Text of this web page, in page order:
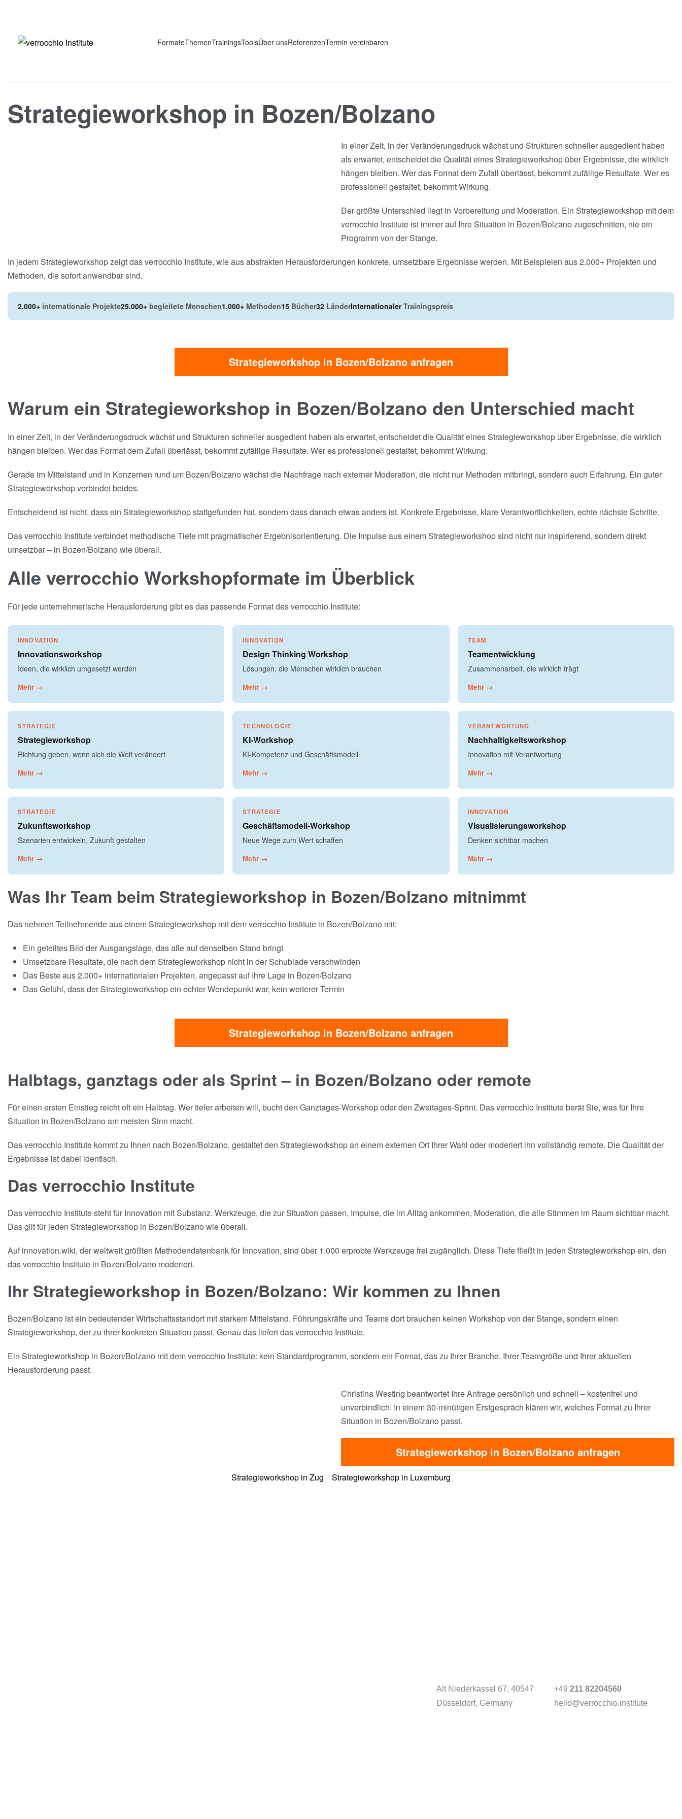
FormateThemenTrainingsToolsÜber unsReferenzenTermin vereinbaren
Strategieworkshop in Bozen/Bolzano
In einer Zeit, in der Veränderungsdruck wächst und Strukturen schneller ausgedient haben
als erwartet, entscheidet die Qualität eines Strategieworkshop über Ergebnisse, die wirklich
hängen bleiben. Wer das Format dem Zufall überlässt, bekommt zufällige Resultate. Wer es
professionell gestaltet, bekommt Wirkung.
Der größte Unterschied liegt in Vorbereitung und Moderation. Ein Strategieworkshop mit dem
verrocchio Institute ist immer auf Ihre Situation in Bozen/Bolzano zugeschnitten, nie ein
Programm von der Stange.
In jedem Strategieworkshop zeigt das verrocchio Institute, wie aus abstrakten Herausforderungen konkrete, umsetzbare Ergebnisse werden. Mit Beispielen aus 2.000+ Projekten und
Methoden, die sofort anwendbar sind.
2.000+ internationale Projekte25.000+ begleitete Menschen1.000+ Methoden15 Bücher32 LänderInternationalerTrainingspreis
Strategieworkshop in Bozen/Bolzano anfragen
Warum ein Strategieworkshop in Bozen/Bolzano den Unterschied macht
In einer Zeit, in der Veränderungsdruck wächst und Strukturen schneller ausgedient haben als erwartet, entscheidet die Qualität eines Strategieworkshop über Ergebnisse, die wirklich
hängen bleiben. Wer das Format dem Zufall überlässt, bekommt zufällige Resultate. Wer es professionell gestaltet, bekommt Wirkung.
Gerade im Mittelstand und in Konzernen rund um Bozen/Bolzano wächst die Nachfrage nach externer Moderation, die nicht nur Methoden mitbringt, sondern auch Erfahrung. Ein guter
Strategieworkshop verbindet beides.
Entscheidend ist nicht, dass ein Strategieworkshop stattgefunden hat, sondern dass danach etwas anders ist. Konkrete Ergebnisse, klare Verantwortlichkeiten, echte nächste Schritte.
Das verrocchio Institute verbindet methodische Tiefe mit pragmatischer Ergebnisorientierung. Die Impulse aus einem Strategieworkshop sind nicht nur inspirierend, sondern direkt
umsetzbar – in Bozen/Bolzano wie überall.
Alle verrocchio Workshopformate im Überblick
Für jede unternehmerische Herausforderung gibt es das passende Format des verrocchio Institute:
INNOVATION
Innovationsworkshop
Ideen, die wirklich umgesetzt werden
Mehr →
INNOVATION
Design Thinking Workshop
Lösungen, die Menschen wirklich brauchen
Mehr →
TEAM
Teamentwicklung
Zusammenarbeit, die wirklich trägt
Mehr →
STRATEGIE
Strategieworkshop
Richtung geben, wenn sich die Welt verändert
Mehr →
TECHNOLOGIE
KI-Workshop
KI-Kompetenz und Geschäftsmodell
Mehr →
VERANTWORTUNG
Nachhaltigkeitsworkshop
Innovation mit Verantwortung
Mehr →
STRATEGIE
Zukunftsworkshop
Szenarien entwickeln, Zukunft gestalten
Mehr →
STRATEGIE
Geschäftsmodell-Workshop
Neue Wege zum Wert schaffen
Mehr →
INNOVATION
Visualisierungsworkshop
Denken sichtbar machen
Mehr →
Was Ihr Team beim Strategieworkshop in Bozen/Bolzano mitnimmt
Das nehmen Teilnehmende aus einem Strategieworkshop mit dem verrocchio Institute in Bozen/Bolzano mit:
Ein geteiltes Bild der Ausgangslage, das alle auf denselben Stand bringt
Umsetzbare Resultate, die nach dem Strategieworkshop nicht in der Schublade verschwinden
Das Beste aus 2.000+ internationalen Projekten, angepasst auf Ihre Lage in Bozen/Bolzano
Das Gefühl, dass der Strategieworkshop ein echter Wendepunkt war, kein weiterer Termin
Strategieworkshop in Bozen/Bolzano anfragen
Halbtags, ganztags oder als Sprint – in Bozen/Bolzano oder remote
Für einen ersten Einstieg reicht oft ein Halbtag. Wer tiefer arbeiten will, bucht den Ganztages-Workshop oder den Zweitages-Sprint. Das verrocchio Institute berät Sie, was für Ihre
Situation in Bozen/Bolzano am meisten Sinn macht.
Das verrocchio Institute kommt zu Ihnen nach Bozen/Bolzano, gestaltet den Strategieworkshop an einem externen Ort Ihrer Wahl oder moderiert ihn vollständig remote. Die Qualität der
Ergebnisse ist dabei identisch.
Das verrocchio Institute
Das verrocchio Institute steht für Innovation mit Substanz. Werkzeuge, die zur Situation passen, Impulse, die im Alltag ankommen, Moderation, die alle Stimmen im Raum sichtbar macht.
Das gilt für jeden Strategieworkshop in Bozen/Bolzano wie überall.
Auf innovation.wiki, der weltweit größten Methodendatenbank für Innovation, sind über 1.000 erprobte Werkzeuge frei zugänglich. Diese Tiefe fließt in jeden Strategieworkshop ein, den
das verrocchio Institute in Bozen/Bolzano moderiert.
Ihr Strategieworkshop in Bozen/Bolzano: Wir kommen zu Ihnen
Bozen/Bolzano ist ein bedeutender Wirtschaftsstandort mit starkem Mittelstand. Führungskräfte und Teams dort brauchen keinen Workshop von der Stange, sondern einen
Strategieworkshop, der zu ihrer konkreten Situation passt. Genau das liefert das verrocchio Institute.
Ein Strategieworkshop in Bozen/Bolzano mit dem verrocchio Institute: kein Standardprogramm, sondern ein Format, das zu Ihrer Branche, Ihrer Teamgröße und Ihrer aktuellen
Herausforderung passt.
Christina Westing beantwortet Ihre Anfrage persönlich und schnell – kostenfrei und
unverbindlich. In einem 30-minütigen Erstgespräch klären wir, welches Format zu Ihrer
Situation in Bozen/Bolzano passt.
Strategieworkshop in Bozen/Bolzano anfragen
Strategieworkshop in Zug Strategieworkshop in Luxemburg
Alt Niederkassel 67, 40547
Düsseldorf, Germany
+49211 82204560
hello@verrocchio.institute